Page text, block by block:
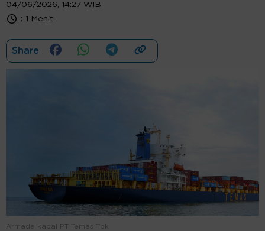
04/06/2026, 14:27 WIB
: 1 Menit
Share
Armada kapal PT Temas Tbk